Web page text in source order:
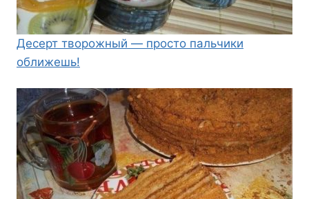
Десерт творожный — просто пальчики
оближешь!